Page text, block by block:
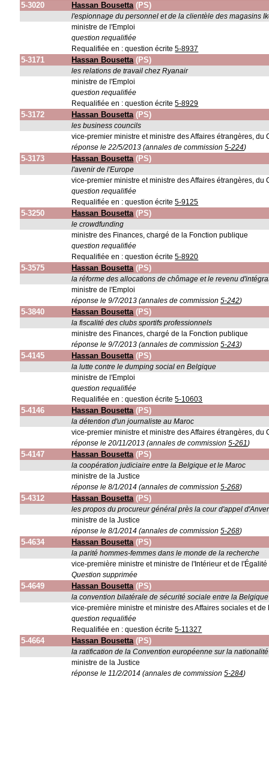
5-3020 Hassan Bousetta(PS)
l'espionnage du personnel et de la clientèle des magasins
ministre de l'Emploi
question requalifiée
Requalifiée en : question écrite5-8937
5-3171 Hassan Bousetta(PS)
les relations de travail chez Ryanair
ministre de l'Emploi
question requalifiée
Requalifiée en : question écrite5-8929
5-3172 Hassan Bousetta(PS)
les business councils
vice-premier ministre et ministre des Affaires étrangères,
réponse le 22/5/2013 (annales de commission5-224)
5-3173 Hassan Bousetta(PS)
l'avenir de l'Europe
vice-premier ministre et ministre des Affaires étrangères,
question requalifiée
Requalifiée en : question écrite5-9125
5-3250 Hassan Bousetta(PS)
le crowdfunding
ministre des Finances, chargé de la Fonction publique
question requalifiée
Requalifiée en : question écrite5-8920
5-3575 Hassan Bousetta(PS)
la réforme des allocations de chômage et le revenu
ministre de l'Emploi
réponse le 9/7/2013 (annales de commission5-242)
5-3840 Hassan Bousetta(PS)
la fiscalité des clubs sportifs professionnels
ministre des Finances, chargé de la Fonction publique
réponse le 9/7/2013 (annales de commission5-243)
5-4145 Hassan Bousetta(PS)
la lutte contre le dumping social en Belgique
ministre de l'Emploi
question requalifiée
Requalifiée en : question écrite5-10603
5-4146 Hassan Bousetta(PS)
la détention d'un journaliste au Maroc
vice-premier ministre et ministre des Affaires étrangères,
réponse le 20/11/2013 (annales de commission5-261)
5-4147 Hassan Bousetta(PS)
la coopération judiciaire entre la Belgique et le Maroc
ministre de la Justice
réponse le 8/1/2014 (annales de commission5-268)
5-4312 Hassan Bousetta(PS)
les propos du procureur général près la cour d'appel
ministre de la Justice
réponse le 8/1/2014 (annales de commission5-268)
5-4634 Hassan Bousetta(PS)
la parité hommes-femmes dans le monde de la recherche
vice-première ministre et ministre de l'Intérieur et de
Question supprimée
5-4649 Hassan Bousetta(PS)
la convention bilatérale de sécurité sociale entre la
vice-première ministre et ministre des Affaires sociales et
question requalifiée
Requalifiée en : question écrite5-11327
5-4664 Hassan Bousetta(PS)
la ratification de la Convention européenne sur la
ministre de la Justice
réponse le 11/2/2014 (annales de commission5-284)